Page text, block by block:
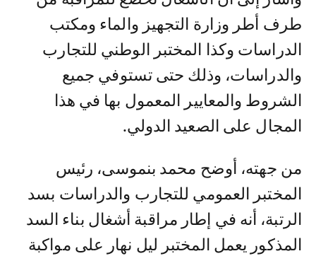
طرف أطر وزارة التجهيز والماء ومكتب
الدراسات وكذا المختبر الوطني للتجارب
والدراسات، وذلك حتى تستوفي جميع
الشروط والمعايير المعمول بها في هذا
المجال على الصعيد الدولي.
من جهته، أوضح محمد بنموسى، رئيس
المختبر العمومي للتجارب والدراسات بسد
الرتبة، أنه في إطار مراقبة أشغال بناء السد
المذكور يعمل المختبر ليل نهار على مواكبة